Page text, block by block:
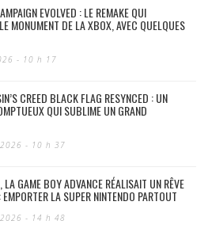
EVOLVED : LE REMAKE QUI
MONUMENT DE LA XBOX, AVEC QUELQUES
- 10 h 17
CREED BLACK FLAG RESYNCED : UN
QUI SUBLIME UN GRAND
- 10 h 37
GAME BOY ADVANCE RÉALISAIT UN RÊVE
LA SUPER NINTENDO PARTOUT
- 14 h 48